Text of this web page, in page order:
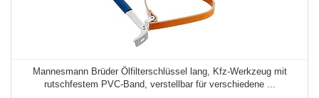
Mannesmann Brüder Ölfilterschlüssel lang, Kfz-Werkzeug mit
rutschfestem PVC-Band, verstellbar für verschiedene ...